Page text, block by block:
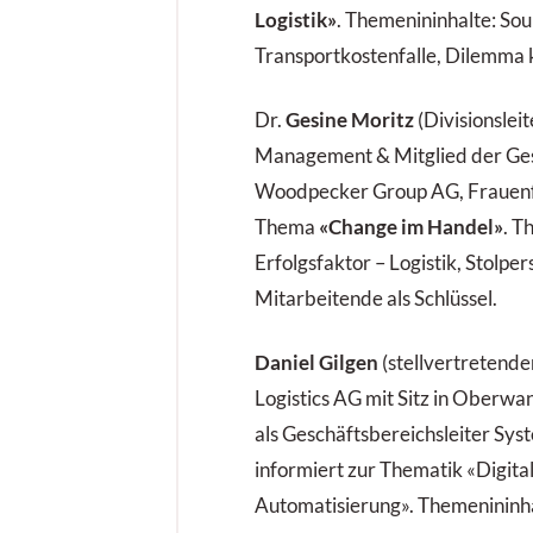
Logistik». Themenininhalte:
Transportkostenfalle,
Dr. Gesine Moritz
Management & Mitglied der
Woodpecker Group AG,
Thema «Change im Handel».
Erfolgsfaktor – Logistik,
Mitarbeitende als Schlüssel.
Daniel Gilgen
Logistics AG mit Sitz in
als Geschäftsbereichsleiter
informiert zur Thematik
Automatisierung».